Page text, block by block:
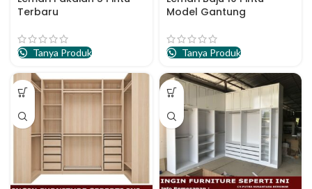
Terbaru
Tanya Produk
Model Gantung
Tanya Produk